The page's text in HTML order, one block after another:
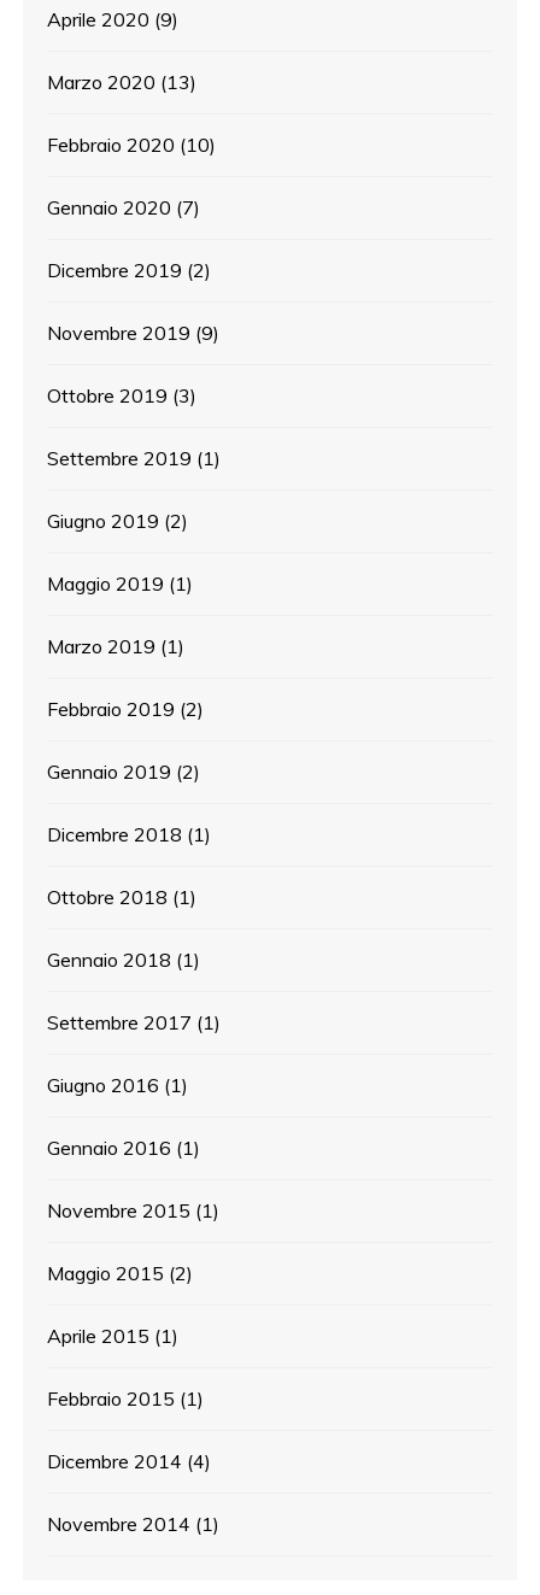
Aprile 2020 (9)
Marzo 2020 (13)
Febbraio 2020 (10)
Gennaio 2020 (7)
Dicembre 2019 (2)
Novembre 2019 (9)
Ottobre 2019 (3)
Settembre 2019 (1)
Giugno 2019 (2)
Maggio 2019 (1)
Marzo 2019 (1)
Febbraio 2019 (2)
Gennaio 2019 (2)
Dicembre 2018 (1)
Ottobre 2018 (1)
Gennaio 2018 (1)
Settembre 2017 (1)
Giugno 2016 (1)
Gennaio 2016 (1)
Novembre 2015 (1)
Maggio 2015 (2)
Aprile 2015 (1)
Febbraio 2015 (1)
Dicembre 2014 (4)
Novembre 2014 (1)